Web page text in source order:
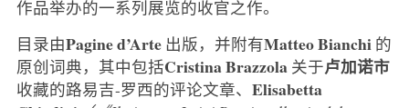
作品举办的一系列展览的收官之作。
目录由Pagine d’Arte出版，并附有Matteo Bianchi 的
原创词典，其中包括Cristina Brazzola 关于卢加诺市
收藏的路易吉-罗西的评论文章、 Elisabetta